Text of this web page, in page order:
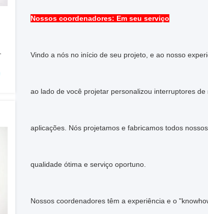
Nossos coordenadores: Em seu serviço
Vindo a nós no início de seu projeto, e ao nosso
ao lado de você projetar personalizou interruptores
aplicações. Nós projetamos e fabricamos todos
qualidade ótima e serviço oportuno.
Nossos coordenadores têm a experiência e o